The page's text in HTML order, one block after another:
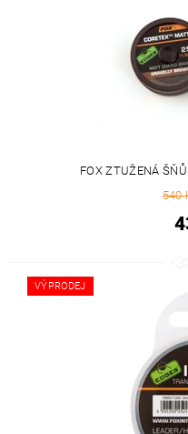
FOX ZTUŽENÁ
540
VÝPRODEJ